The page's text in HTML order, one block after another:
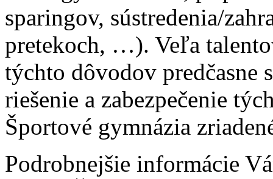
sparingov, sústredenia/
pretekoch, …). Veľa
týchto dôvodov predčasne
riešenie a zabezpečenie
Športové gymnázia
Podrobnejšie informácie